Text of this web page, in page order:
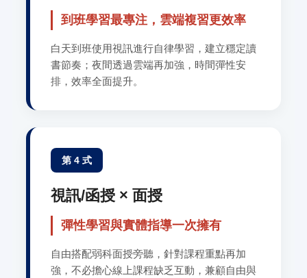
到班學習最專注，雲端複習更效率
白天到班使用視訊進行自律學習，建立穩定讀
書節奏；夜間透過雲端再加強，時間彈性安
排，效率全面提升。
第 4 式
視訊/函授 × 面授
彈性學習與實體指導一次擁有
自由搭配弱科面授旁聽，針對課程重點再加
強，不必擔心線上課程缺乏互動，兼顧自由與